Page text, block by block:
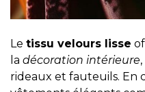
Le tissu velours lisse
la décoration intérieure
rideaux et fauteuils. En